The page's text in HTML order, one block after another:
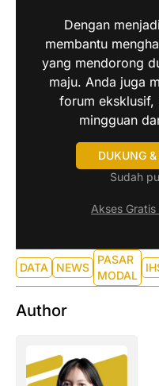
Dengan
membantu
yang mendorong
maju. Anda juga
forum eksklusif,
mingguan
DUKUNG
Sudah
Akses Gratis
DATA NEWS
PASAR
MODAL
Author